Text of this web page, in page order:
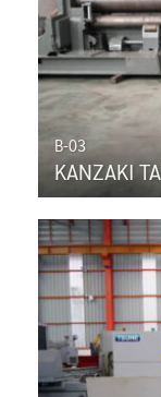
B-03
KANZAKI